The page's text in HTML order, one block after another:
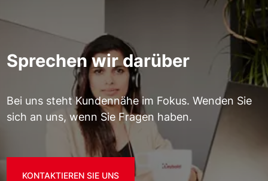
Sprechen wir darüber
Bei uns steht Kundennähe im Fokus. Wenden Sie
sich an uns, wenn Sie Fragen haben.
KONTAKTIEREN SIE UNS